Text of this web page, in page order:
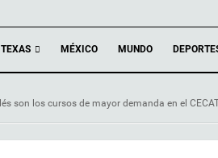
TEXAS MÉXICO MUNDO
son los cursos de mayor demanda en el